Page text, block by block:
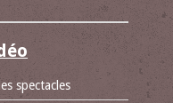
spectacles